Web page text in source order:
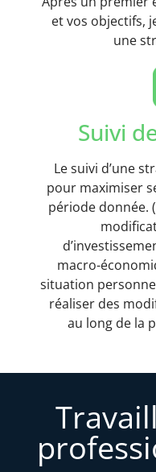
et vos objectifs,
une
Suivi
Le suivi d’une
pour maximiser
période donnée.
macro-
situation
réaliser des
au long de la